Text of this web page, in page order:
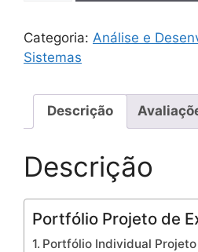
Categoria: Análise e
Sistemas
Descrição
Descrição
Portfólio Projeto de
Portfólio Individual Projeto